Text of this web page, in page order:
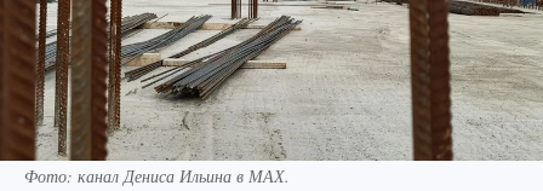
Фото: канал Дениса Ильина в МАХ.